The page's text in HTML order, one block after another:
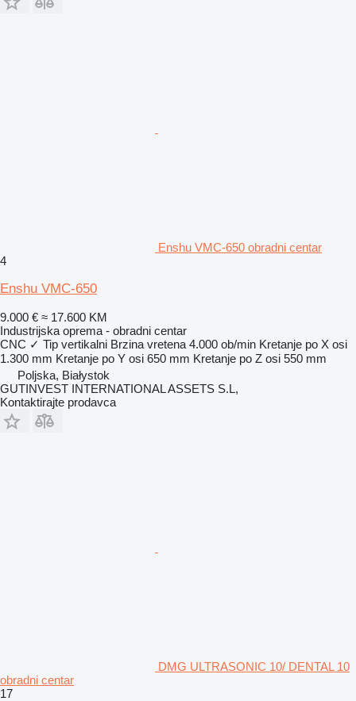
Enshu VMC-650 obradni centar
4
Enshu VMC-650
9.000 € ≈ 17.600 KM
Industrijska oprema - obradni centar
CNC ✓ Tip vertikalni Brzina vretena 4.000 ob/min Kretanje po X osi
1.300 mm Kretanje po Y osi 650 mm Kretanje po Z osi 550 mm
Poljska, Białystok
GUTINVEST INTERNATIONAL ASSETS S.L,
Kontaktirajte prodavca
DMG ULTRASONIC 10/ DENTAL 10
obradni centar
17